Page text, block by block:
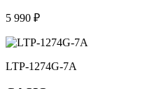
5 990 ₽
LTP-1274G-7A